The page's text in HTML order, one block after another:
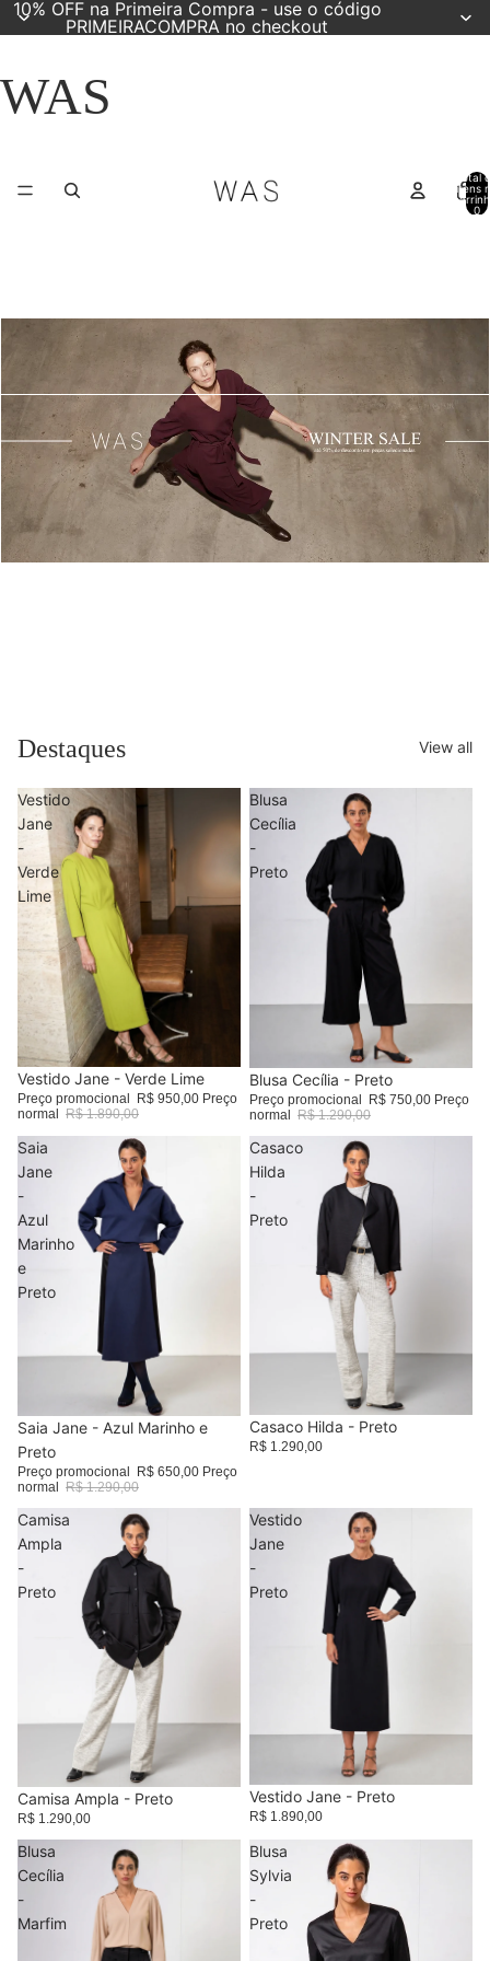
10% OFF na Primeira Compra - use o código
PRIMEIRACOMPRA no checkout
WAS
Total
itens
0
Destaques View all
Vestido
Jane
-
Verde
Lime
Promoção
Vestido Jane - Verde Lime
Preço promocional R$ 950,00 Preço
normal
R$ 1.890,00
Blusa
Cecília
-
Preto
Promoção
Blusa Cecília - Preto
Preço promocional R$ 750,00 Preço
normal R$ 1.290,00
Saia
Jane
-
Azul
Marinho
e
Preto
Promoção
Saia Jane - Azul Marinho e
Preto
Preço promocional R$ 650,00 Preço
normal R$ 1.290,00
Casaco
Hilda
-
Preto
Casaco Hilda - Preto
R$ 1.290,00
Camisa
Ampla
-
Preto
Camisa Ampla - Preto
R$ 1.290,00
Vestido
Jane
-
Preto
Vestido Jane - Preto
R$ 1.890,00
Blusa
Cecília
-
Marfim
Blusa
Sylvia
-
Preto